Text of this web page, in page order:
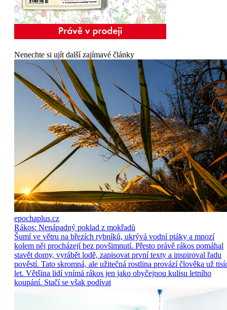
Nenechte si ujít další zajímavé články
epochaplus.cz
Rákos: Nenápadný poklad z mokřadů
Šumí ve větru na březích rybníků, ukrývá vodní ptáky a mnozí
kolem něj procházejí bez povšimnutí. Přesto právě rákos pomáhal
stavět domy, vyrábět lodě, zapisovat první texty a inspiroval řadu
pověstí. Tato skromná, ale užitečná rostlina provází člověka už
let. Většina lidí vnímá rákos jen jako obyčejnou kulisu letního
koupání. Stačí se však podívat